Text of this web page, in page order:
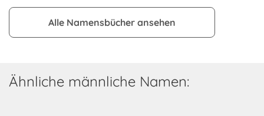
Alle Namensbücher ansehen
Ähnliche männliche Namen: